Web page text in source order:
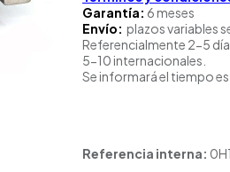
Garantía: 6 meses
Envío: plazos variables
Referencialmente 2-5
5-10 internacionales.
Se informará el tiempo
Referencia interna: